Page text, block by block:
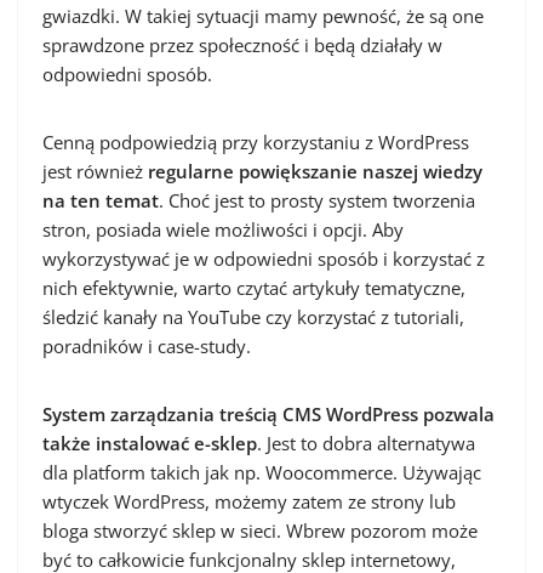
gwiazdki. W takiej sytuacji mamy pewność, że są one
sprawdzone przez społeczność i będą działały w
odpowiedni sposób.
Cenną podpowiedzią przy korzystaniu z WordPress
jest również regularne powiększanie naszej wiedzy
na ten temat. Choć jest to prosty system tworzenia
stron, posiada wiele możliwości i opcji. Aby
wykorzystywać je w odpowiedni sposób i korzystać z
nich efektywnie, warto czytać artykuły tematyczne,
śledzić kanały na YouTube czy korzystać z tutoriali,
poradników i case-study.
System zarządzania treścią CMS WordPress pozwala
także instalować e-sklep. Jest to dobra alternatywa
dla platform takich jak np. Woocommerce. Używając
wtyczek WordPress, możemy zatem ze strony lub
bloga stworzyć sklep w sieci. Wbrew pozorom może
być to całkowicie funkcjonalny sklep internetowy,